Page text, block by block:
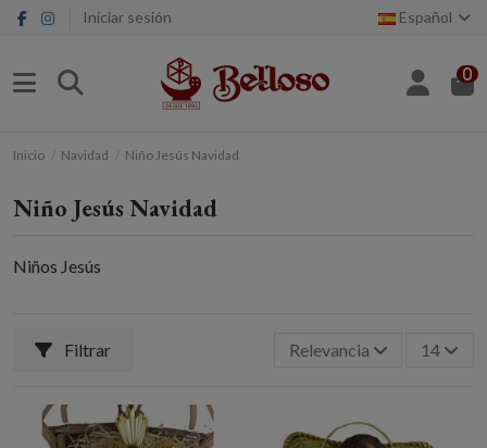
Iniciar sesión Español
0
Inicio Navidad Niño Jesús Navidad
Niño Jesús Navidad
Niños Jesús
Filtrar Relevancia 14